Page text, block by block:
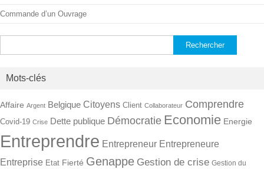
Commande d’un Ouvrage
Mots-clés
Affaire Argent Belgique Citoyens Client Collaborateur Comprendre
Covid-19 Crise Dette publique Démocratie Economie Energie
Entreprendre Entrepreneur Entrepreneure
Entreprise Etat Fierté Genappe Gestion de crise Gestion du